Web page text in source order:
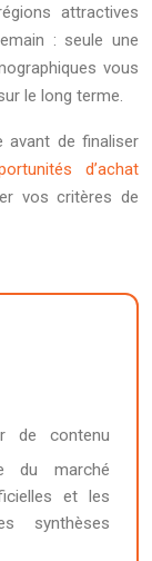
attractives
: seule une
vous
le long terme.
avant de finaliser
d’achat
vos critères de
de contenu
du marché
et les
synthèses